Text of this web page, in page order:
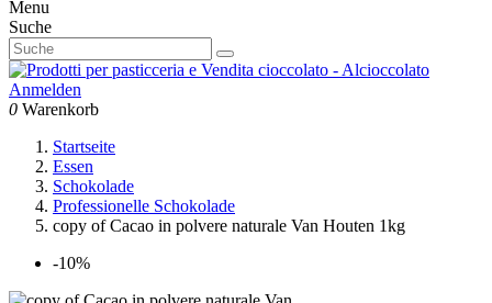
Menu
Suche
Anmelden
0 Warenkorb
Startseite
Essen
Schokolade
Professionelle Schokolade
copy of Cacao in polvere naturale Van Houten 1kg
-10%